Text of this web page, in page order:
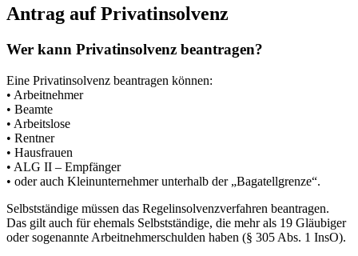
Antrag auf Privatinsolvenz
Wer kann Privatinsolvenz beantragen?
Eine Privatinsolvenz beantragen können:
• Arbeitnehmer
• Beamte
• Arbeitslose
• Rentner
• Hausfrauen
• ALG II – Empfänger
• oder auch Kleinunternehmer unterhalb der „Bagatellgrenze“.
Selbstständige müssen das Regelinsolvenzverfahren beantragen.
Das gilt auch für ehemals Selbstständige, die mehr als 19 Gläubiger
oder sogenannte Arbeitnehmerschulden haben (§ 305 Abs. 1 InsO).